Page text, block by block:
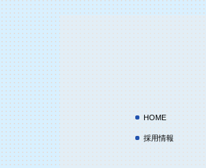
HOME
採用情報